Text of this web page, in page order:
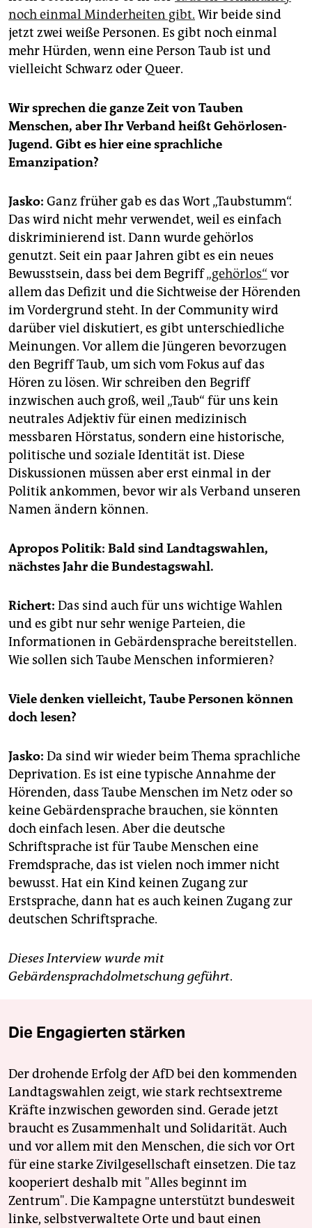
noch einmal Minderheiten gibt. Wir beide sind
jetzt zwei weiße Personen. Es gibt noch einmal
mehr Hürden, wenn eine Person Taub ist und
vielleicht Schwarz oder Queer.
Wir sprechen die ganze Zeit von Tauben
Menschen, aber Ihr Verband heißt Gehörlosen-
Jugend. Gibt es hier eine sprachliche
Emanzipation?
Jasko: Ganz früher gab es das Wort „Taubstumm“.
Das wird nicht mehr verwendet, weil es einfach
diskriminierend ist. Dann wurde gehörlos
genutzt. Seit ein paar Jahren gibt es ein neues
Bewusstsein, dass bei dem Begriff„gehörlos“ vor
allem das Defizit und die Sichtweise der Hörenden
im Vordergrund steht. In der Community wird
darüber viel diskutiert, es gibt unterschiedliche
Meinungen. Vor allem die Jüngeren bevorzugen
den Begriff Taub, um sich vom Fokus auf das
Hören zu lösen. Wir schreiben den Begriff
inzwischen auch groß, weil „Taub“ für uns kein
neutrales Adjektiv für einen medizinisch
messbaren Hörstatus, sondern eine historische,
politische und soziale Identität ist. Diese
Diskussionen müssen aber erst einmal in der
Politik ankommen, bevor wir als Verband unseren
Namen ändern können.
Apropos Politik: Bald sind Landtagswahlen,
nächstes Jahr die Bundestagswahl.
Richert: Das sind auch für uns wichtige Wahlen
und es gibt nur sehr wenige Parteien, die
Informationen in Gebärdensprache bereitstellen.
Wie sollen sich Taube Menschen informieren?
Viele denken vielleicht, Taube Personen können
doch lesen?
Jasko: Da sind wir wieder beim Thema sprachliche
Deprivation. Es ist eine typische Annahme der
Hörenden, dass Taube Menschen im Netz oder so
keine Gebärdensprache brauchen, sie könnten
doch einfach lesen. Aber die deutsche
Schriftsprache ist für Taube Menschen eine
Fremdsprache, das ist vielen noch immer nicht
bewusst. Hat ein Kind keinen Zugang zur
Erstsprache, dann hat es auch keinen Zugang zur
deutschen Schriftsprache.
Dieses Interview wurde mit
Gebärdensprachdolmetschung geführt.
Die Engagierten stärken
Der drohende Erfolg der AfD bei den kommenden
Landtagswahlen zeigt, wie stark rechtsextreme
Kräfte inzwischen geworden sind. Gerade jetzt
braucht es Zusammenhalt und Solidarität. Auch
und vor allem mit den Menschen, die sich vor Ort
für eine starke Zivilgesellschaft einsetzen. Die taz
kooperiert deshalb mit "Alles beginnt im
Zentrum". Die Kampagne unterstützt bundesweit
linke, selbstverwaltete Orte und baut einen